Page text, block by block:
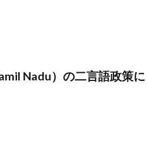
Nadu）の二言語政策に